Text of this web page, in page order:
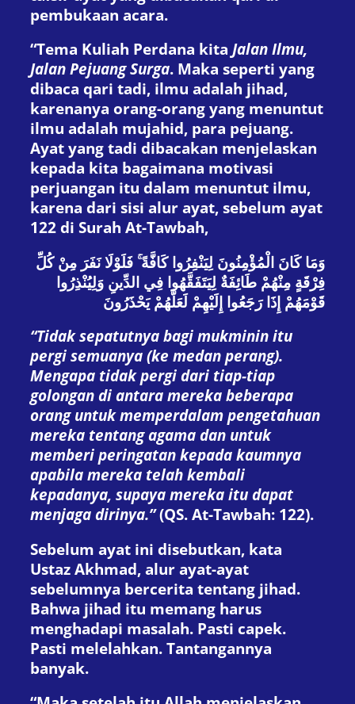
pembukaan acara.
“Tema Kuliah Perdana kita Jalan Ilmu,
Jalan Pejuang Surga. Maka seperti yang
dibaca qari tadi, ilmu adalah jihad,
karenanya orang-orang yang menuntut
ilmu adalah mujahid, para pejuang.
Ayat yang tadi dibacakan menjelaskan
kepada kita bagaimana motivasi
perjuangan itu dalam menuntut ilmu,
karena dari sisi alur ayat, sebelum ayat
122 di Surah At-Tawbah,
وَمَا كَانَ الْمُؤْمِنُونَ لِيَنْفِرُوا كَافَّةً ۚ فَلَوْلَا نَفَرَ مِنْ كُلِّ
فِرْقَةٍ مِنْهُمْ طَائِفَةٌ لِيَتَفَقَّهُوا فِي الدِّينِ وَلِيُنْذِرُوا
قَوْمَهُمْ إِذَا رَجَعُوا إِلَيْهِمْ لَعَلَّهُمْ يَحْذَرُونَ
“Tidak sepatutnya bagi mukminin itu
pergi semuanya (ke medan perang).
Mengapa tidak pergi dari tiap-tiap
golongan di antara mereka beberapa
orang untuk memperdalam pengetahuan
mereka tentang agama dan untuk
memberi peringatan kepada kaumnya
apabila mereka telah kembali
kepadanya, supaya mereka itu dapat
menjaga dirinya.”(QS. At-Tawbah: 122).
Sebelum ayat ini disebutkan, kata
Ustaz Akhmad, alur ayat-ayat
sebelumnya bercerita tentang jihad.
Bahwa jihad itu memang harus
menghadapi masalah. Pasti capek.
Pasti melelahkan. Tantangannya
banyak.